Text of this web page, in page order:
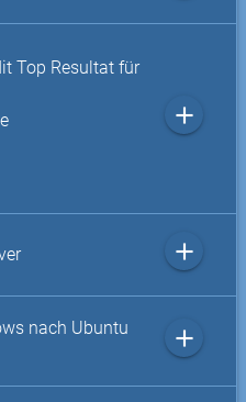
Top Resultat für
add
add
nach Ubuntu
add